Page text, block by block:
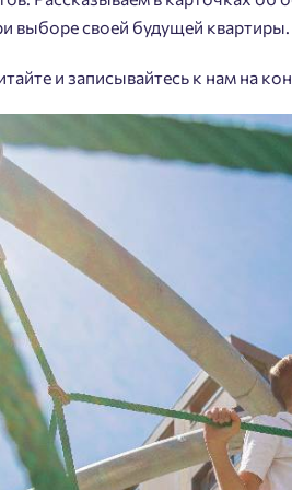
выборе своей будущей квартиры.
и записывайтесь к нам на